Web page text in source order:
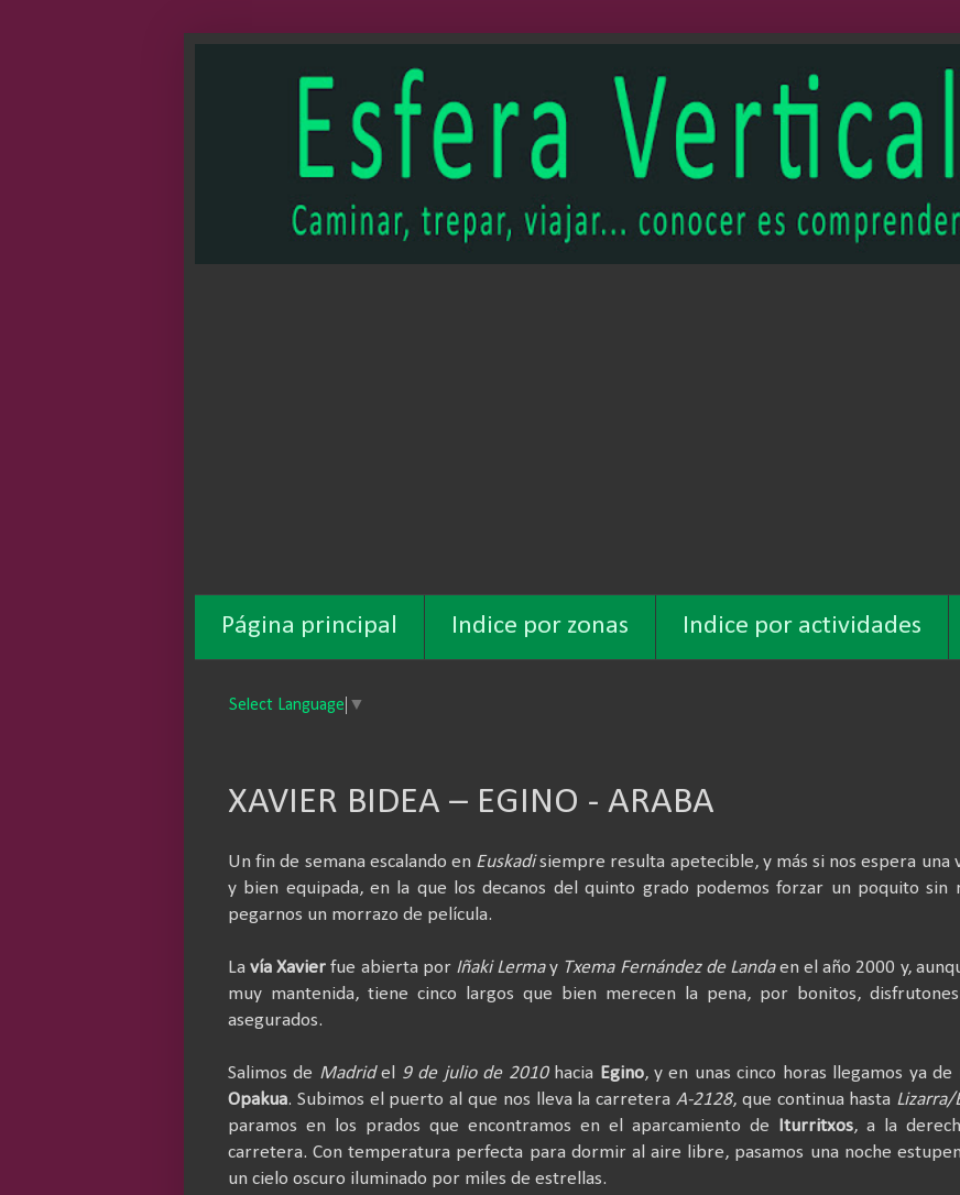
Página principal Indice por zonas Indice por actividades
Select Language ▼
XAVIER BIDEA – EGINO - ARABA
Un fin de semana escalando en Euskadisiempre resulta apetecible, y más si nos espera una
y bien equipada, en la que los decanos del quinto grado podemos forzar un poquito sin
pegarnos un morrazo de película.
Lavía Xavier fue abierta porIñaki Lermay Txema Fernández de Landaen el año 2000 y,
muy mantenida, tiene cinco largos que bien merecen la pena, por bonitos,
asegurados.
Salimos de Madridel 9 de julio de 2010hacia Egino, y en unas cinco horas llegamos ya de
Opakua. Subimos el puerto al que nos lleva la carretera A-2128, que continua hasta Lizarra/
paramos en los prados que encontramos en el aparcamiento de
Iturritxos, a la
carretera. Con temperatura perfecta para dormir al aire libre, pasamos una noche
un cielo oscuro iluminado por miles de estrellas.